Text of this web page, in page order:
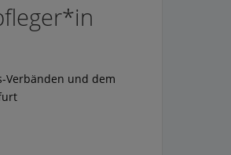
Verbänden und dem